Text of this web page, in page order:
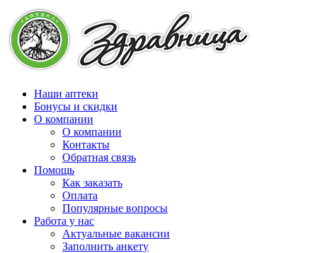
Наши аптеки
Бонусы и скидки
О компании
О компании
Контакты
Обратная связь
Помощь
Как заказать
Оплата
Популярные вопросы
Работа у нас
Актуальные вакансии
Заполнить анкету